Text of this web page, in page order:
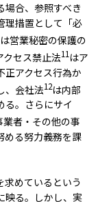
場合、参照すべき
理措置として「必
営業秘密の保護の
クセス禁止法11 はア
正アクセス行為か
、会社法12は内部
る。さらにサイ
者・その他の事
める努力義務を課
求めているという
映る。しかし、実